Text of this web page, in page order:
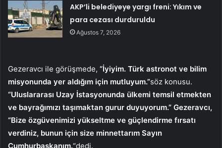
AKP’li belediyeye yargı freni: Yıkım ve
para cezası durduruldu
Ağustos 7, 2026
Gezeravcı ile görüşmede, “İyiyim. Türk astronot ve bilim
misyonunda yer aldığım için mutluyum.”söz konusu.
“Uluslararası Uzay İstasyonunda ülkemi temsil etmekten
ve bayrağımızı taşımaktan gurur duyuyorum.” Gezeravcı,
“Bize özgüvenimizi yükseltme ve güçlendirme fırsatı
verdiniz, bunun için size minnettarım Sayın
Cumhurbaşkanım.“dedi.